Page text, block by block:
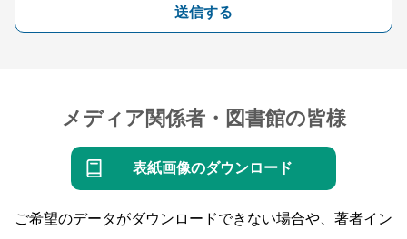
送信する
メディア関係者・図書館の皆様
表紙画像のダウンロード
ご希望のデータがダウンロードできない場合や、著者イン